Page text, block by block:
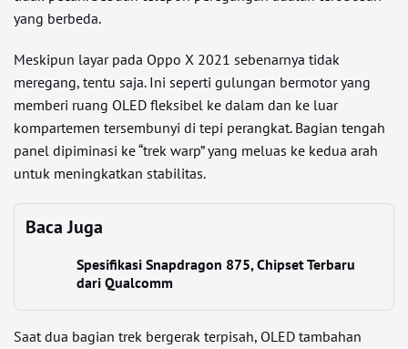
yang berbeda.
Meskipun layar pada Oppo X 2021 sebenarnya tidak
meregang, tentu saja. Ini seperti gulungan bermotor yang
memberi ruang OLED fleksibel ke dalam dan ke luar
kompartemen tersembunyi di tepi perangkat. Bagian tengah
panel dipiminasi ke “trek warp” yang meluas ke kedua arah
untuk meningkatkan stabilitas.
Baca Juga
Spesifikasi Snapdragon 875, Chipset Terbaru
dari Qualcomm
Saat dua bagian trek bergerak terpisah, OLED tambahan